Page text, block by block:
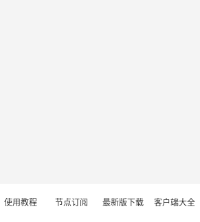
使用教程 节点订阅 最新版下载 客户端大全